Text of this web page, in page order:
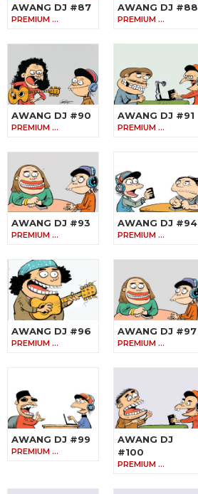
AWANG DJ #87
PREMIUM …
AWANG DJ #88
PREMIUM …
AWANG DJ #90
PREMIUM …
AWANG DJ #91
PREMIUM …
AWANG DJ #93
PREMIUM …
AWANG DJ #94
PREMIUM …
AWANG DJ #96
PREMIUM …
AWANG DJ #97
PREMIUM …
AWANG DJ #99
PREMIUM …
AWANG DJ
#100
PREMIUM …